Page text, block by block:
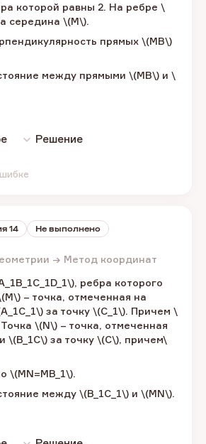
которой равны 2. На ребре \
середина \(M\).​
прямых \(MB\)
между прямыми​ \(MB\) ​и \
Решение
14 Не выполнено
→ Метод координат
​ребра которого
– ​точка, отмеченная на
​за точку \(C_1\). ​Причем​​ \
​Точка​ \(N\) – ​точка, отмеченная
\(B_1C\) за точку \(C\),​ причем\
\(MN=MB_1\).​
между \(B_1C_1\) ​и \(MN\).​